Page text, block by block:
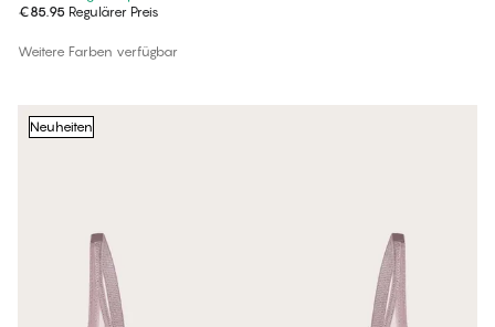
€85.95 Regulärer Preis
Weitere Farben verfügbar
Neuheiten